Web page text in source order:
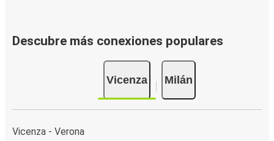
Descubre más conexiones populares
Vicenza Milán
Vicenza - Verona